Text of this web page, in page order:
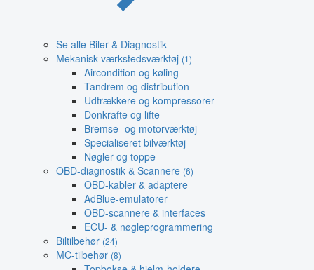
Se alle Biler & Diagnostik
Mekanisk værkstedsværktøj (1)
Aircondition og køling
Tandrem og distribution
Udtrækkere og kompressorer
Donkrafte og lifte
Bremse- og motorværktøj
Specialiseret bilværktøj
Nøgler og toppe
OBD-diagnostik & Scannere (6)
OBD-kabler & adaptere
AdBlue-emulatorer
OBD-scannere & interfaces
ECU- & nøgleprogrammering
Biltilbehør (24)
MC-tilbehør (8)